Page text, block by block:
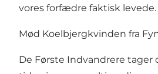
vores forfædre faktisk levede.
Mød Koelbjergkvinden fra
De Første Indvandrere tager